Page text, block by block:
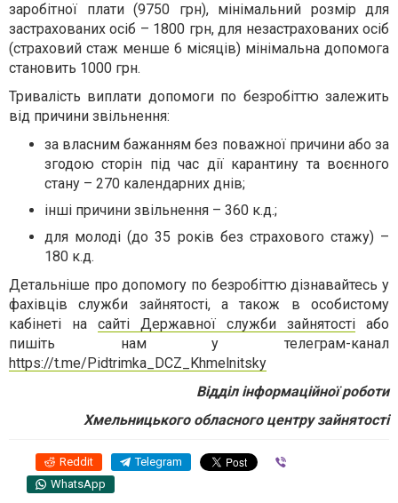
заробітної плати (9750 грн), мінімальний розмір для
застрахованих осіб – 1800 грн, для незастрахованих осіб
(страховий стаж менше 6 місяців) мінімальна допомога
становить 1000 грн.
Тривалість виплати допомоги по безробіттю залежить
від причини звільнення:
за власним бажанням без поважної причини або за
згодою сторін під час дії карантину та воєнного
стану – 270 календарних днів;
інші причини звільнення – 360 к.д.;
для молоді (до 35 років без страхового стажу) –
180 к.д.
Детальніше про допомогу по безробіттю дізнавайтесь у
фахівців служби зайнятості, а також в особистому
кабінеті на сайті Державної служби зайнятості або
пишіть нам у телеграм-канал
https://t.me/Pidtrimka_DCZ_Khmelnitsky
Відділ інформаційної роботи
Хмельницького обласного центру зайнятості
Reddit Telegram
WhatsApp